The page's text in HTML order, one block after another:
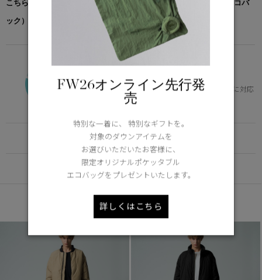
こちらの商品には先着でノベルティー（オリジナルポケッタブルエコバ
ック）をプレゼント。※なくなり次第終了となります。
VERSATILE
体の芯を冷やさず、快適。幅広いニーズに対応
Learn more about TEI
FUNCTION
DETAIL
FW26オンライン先行発
売
特別な一着に、 特別なギフトを。
対象のダウンアイテムを
お選びいただいたお客様に、
限定オリジナルポケッタブル
エコバッグをプレゼントいたします。
詳しくはこちら